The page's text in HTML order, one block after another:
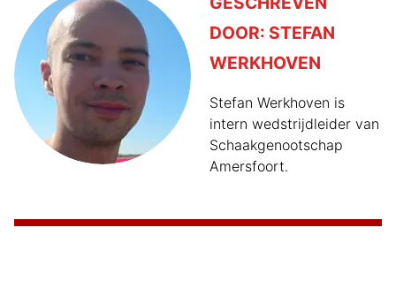
DOOR: STEFAN
WERKHOVEN
Stefan Werkhoven is
intern wedstrijdleider van
Schaakgenootschap
Amersfoort.